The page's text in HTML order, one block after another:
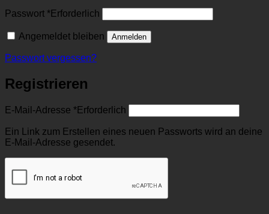
Passwort *Erforderlich
Angemeldet bleiben Anmelden
Passwort vergessen?
Registrieren
E-Mail-Adresse *Erforderlich
Ein Link zum Erstellen eines neuen Passworts wird an deine
E-Mail-Adresse gesendet.